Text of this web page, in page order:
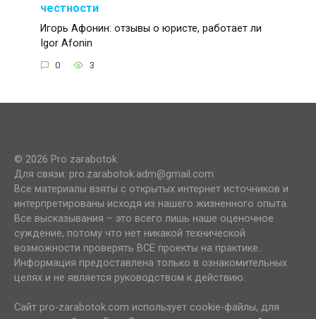
честности
Игорь Афонин: отзывы о юристе, работает ли
Igor Afonin
0 3
© 2026 Pro zarabotok
Для связи: pro.zarabotok.adm@gmail.com
Все материалы взяты с открытых интернет источников и
интерпретированы исходя из нашего жизненного опыта.
Все высказывания – это всего лишь наше оценочное
суждение, потому что нет никакой технической
возможности проверять ВСЕ проекты на практике.
Информация предоставлена только в ознакомительных
целях и не является руководством к действию.
Сайт pro-zarabotok.com использует cookie-файлы, для